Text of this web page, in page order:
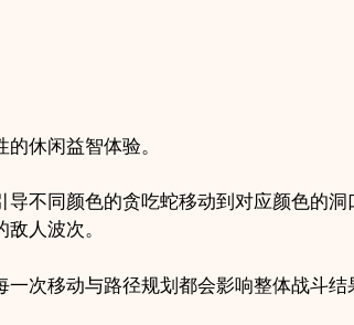
项
目
持
安
休闲益智体验。
不同颜色的贪吃蛇移动到对应颜色的
人波次。
次移动与路径规划都会影响整体战斗